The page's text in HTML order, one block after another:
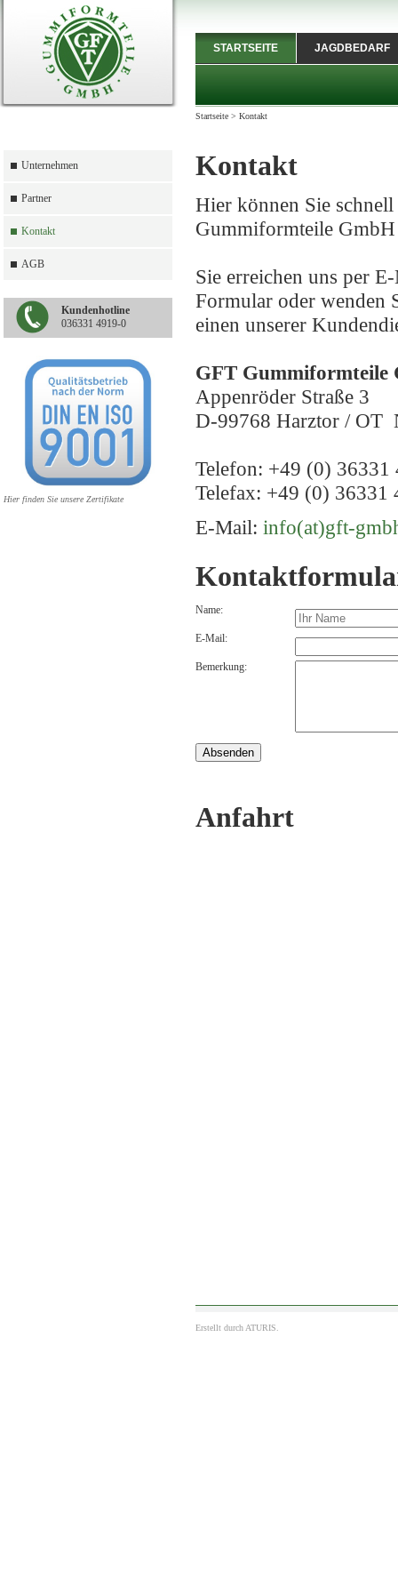
Unternehmen
Partner
Kontakt
AGB
Kundenhotline
036331 4919-0
Hier finden Sie unsere Zertifikate
STARTSEITE JAGDBEDARF
Startseite > Kontakt
Kontakt
Hier können Sie
Gummiformteile
Sie erreichen uns per
Formular oder wenden
einen unserer
GFT Gummiformteile
Appenröder Straße 3
D-99768 Harztor / OT
Telefon: +49 (0) 36331
Telefax: +49 (0) 36331
E-Mail: info(at)gft-
Name:
E-Mail:
Bemerkung:
Anfahrt
Erstellt durchATURIS.